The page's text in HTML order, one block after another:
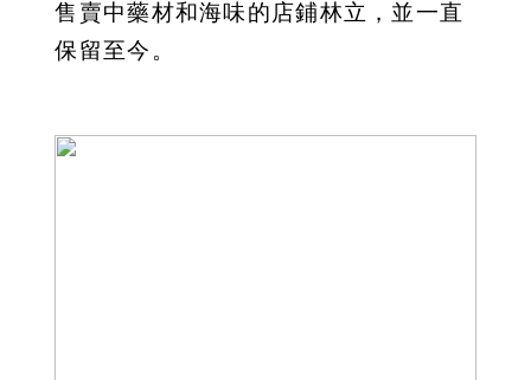
售賣中藥材和海味的店鋪林立，並一直
保留至今。